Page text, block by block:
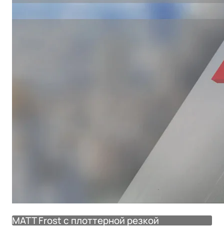
MATT Frost с плоттерной резкой